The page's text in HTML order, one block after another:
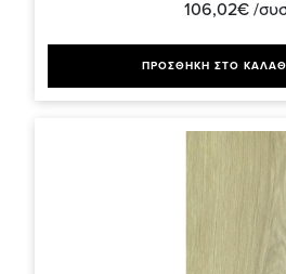
106,02€ /
ΠΡΟΣΘΗΚΗ ΣΤΟ